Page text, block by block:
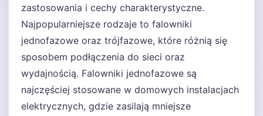
zastosowania i cechy charakterystyczne.
Najpopularniejsze rodzaje to falowniki
jednofazowe oraz trójfazowe, które różnią się
sposobem podłączenia do sieci oraz
wydajnością. Falowniki jednofazowe są
najczęściej stosowane w domowych instalacjach
elektrycznych, gdzie zasilają mniejsze